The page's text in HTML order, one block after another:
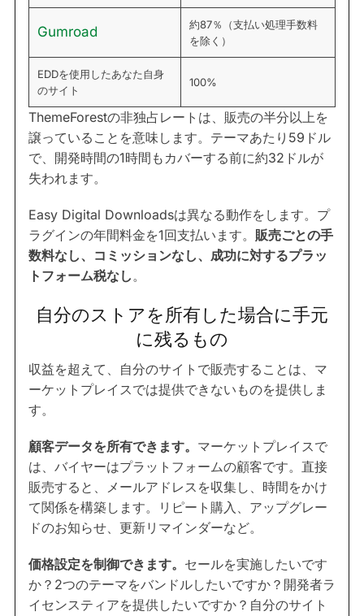
Gumroad
約87％（支払い処理手数料
を除く）
EDDを使用したあなた自身
のサイト
100%
ThemeForestの非独占レートは、販売の半分以上を
譲っていることを意味します。テーマあたり59ドル
で、開発時間の1時間もカバーする前に約32ドルが
失われます。
Easy Digital Downloadsは異なる動作をします。プ
ラグインの年間料金を1回支払います。 販売ごとの手
数料なし、コミッションなし、成功に対するプラッ
トフォーム税なし。
自分のストアを所有した場合に手元
に残るもの
収益を超えて、自分のサイトで販売することは、マ
ーケットプレイスでは提供できないものを提供しま
す。
顧客データを所有できます。 マーケットプレイスで
は、バイヤーはプラットフォームの顧客です。直接
販売すると、メールアドレスを収集し、時間をかけ
て関係を構築します。リピート購入、アップグレー
ドのお知らせ、更新リマインダーなど。
価格設定を制御できます。 セールを実施したいです
か？2つのテーマをバンドルしたいですか？開発者ラ
イセンスティアを提供したいですか？自分のサイト